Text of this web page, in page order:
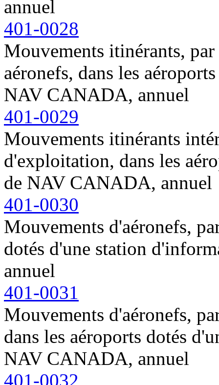
annuel
401-0028
Mouvements itinérants,
aéronefs, dans les
NAV CANADA, annuel
401-0029
Mouvements itinérants
d'exploitation, dans les
de NAV CANADA, annuel
401-0030
Mouvements d'aéronefs,
dotés d'une station
annuel
401-0031
Mouvements d'aéronefs,
dans les aéroports dotés
NAV CANADA, annuel
401-0032